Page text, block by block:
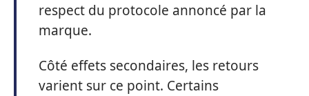
respect du protocole annoncé par la
marque.
Côté effets secondaires, les retours
varient sur ce point. Certains